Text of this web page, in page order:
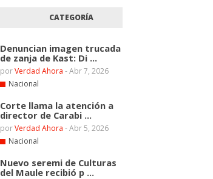
CATEGORÍA
Denuncian imagen trucada
de zanja de Kast: Di ...
porVerdad Ahora -Abr 7, 2026
Nacional
Corte llama la atención a
director de Carabi ...
porVerdad Ahora -Abr 5, 2026
Nacional
Nuevo seremi de Culturas
del Maule recibió p ...